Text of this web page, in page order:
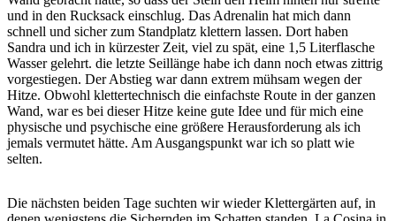
und in den Rucksack einschlug. Das Adrenalin hat mich dann
schnell und sicher zum Standplatz klettern lassen. Dort haben
Sandra und ich in kürzester Zeit, viel zu spät, eine 1,5 Literflasche
Wasser gelehrt. die letzte Seillänge habe ich dann noch etwas zittrig
vorgestiegen. Der Abstieg war dann extrem mühsam wegen der
Hitze. Obwohl klettertechnisch die einfachste Route in der ganzen
Wand, war es bei dieser Hitze keine gute Idee und für mich eine
physische und psychische eine größere Herausforderung als ich
jemals vermutet hätte. Am Ausgangspunkt war ich so platt wie
selten.
Die nächsten beiden Tage suchten wir wieder Klettergärten auf, in